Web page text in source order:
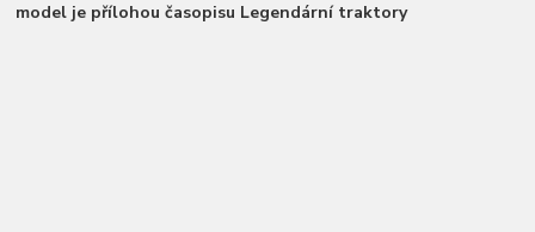
model je přílohou časopisu Legendární traktory